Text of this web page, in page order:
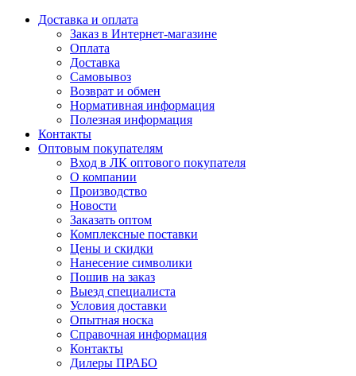
Доставка и оплата
Заказ в Интернет-магазине
Оплата
Доставка
Самовывоз
Возврат и обмен
Нормативная информация
Полезная информация
Контакты
Оптовым покупателям
Вход в ЛК оптового покупателя
О компании
Производство
Новости
Заказать оптом
Комплексные поставки
Цены и скидки
Нанесение символики
Пошив на заказ
Выезд специалиста
Условия доставки
Опытная носка
Справочная информация
Контакты
Дилеры ПРАБО